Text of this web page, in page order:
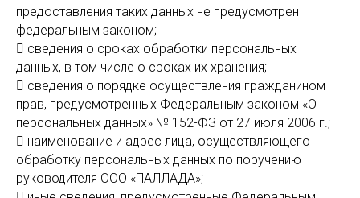
предоставления таких данных не предусмотрен
федеральным законом;
 сведения о сроках обработки персональных
данных, в том числе о сроках их хранения;
 сведения о порядке осуществления гражданином
прав, предусмотренных Федеральным законом «О
персональных данных» № 152-ФЗ от 27 июля 2006 г.;
 наименование и адрес лица, осуществляющего
обработку персональных данных по поручению
руководителя ООО «ПАЛЛАДА»;